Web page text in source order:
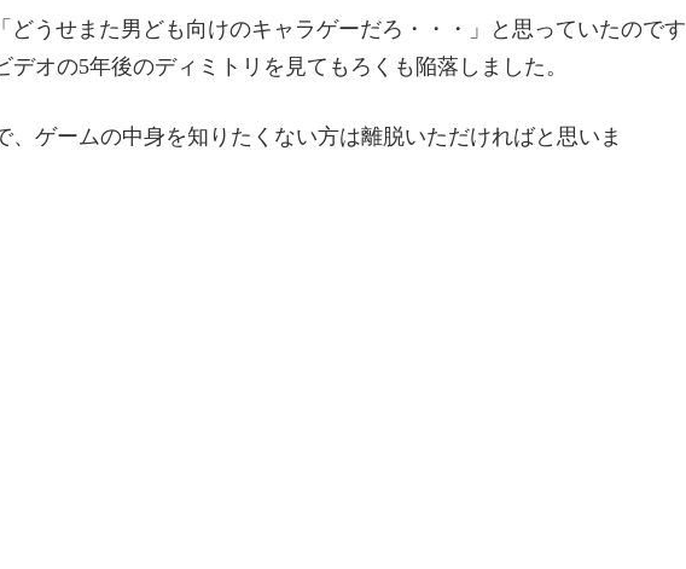
どうせまた男ども向けのキャラゲーだろ・・・」と思っていたのです
オの5年後のディミトリを見てもろくも陥落しました。
、ゲームの中身を知りたくない方は離脱いただければと思いま